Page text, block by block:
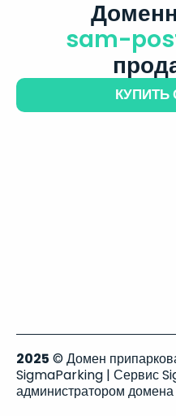
sam-
КУПИТЬ
2025 © Домен
SigmaParking | Сервис
администратором